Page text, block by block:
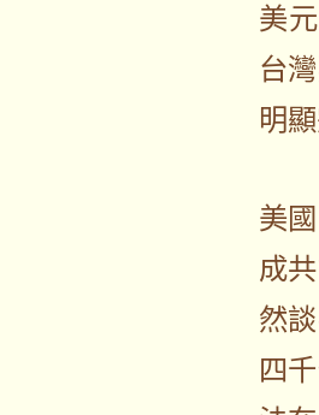
美
台
明
美
成
然
四